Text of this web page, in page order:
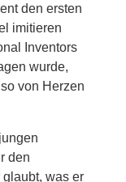
den ersten
imitieren
Inventors
wurde,
von Herzen
den
was er